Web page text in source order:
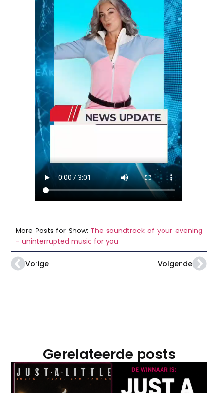
More Posts for Show: The soundtrack of your evening
– uninterrupted music for you
Vorige Volgende
Gerelateerde posts